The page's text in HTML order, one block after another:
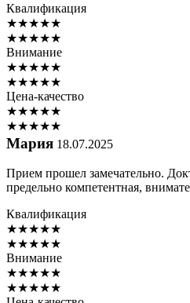
Квалификация
★★★★★
★★★★★
Внимание
★★★★★
★★★★★
Цена-качество
★★★★★
★★★★★
Мария 18.07.2025
Прием прошел замечательно.
предельно компетентная,
Квалификация
★★★★★
★★★★★
Внимание
★★★★★
★★★★★